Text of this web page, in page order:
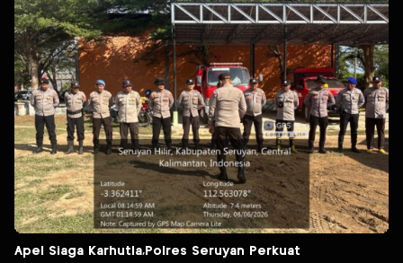
Apel Siaga Karhutla,Polres Seruyan Perkuat